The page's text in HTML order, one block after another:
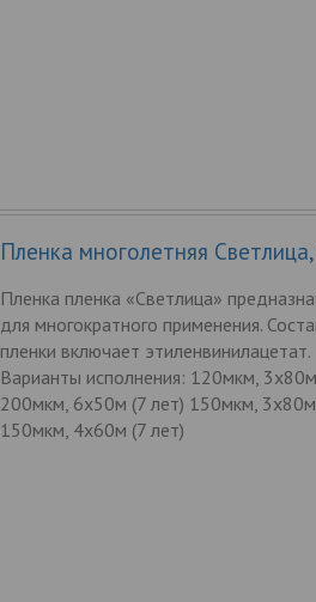
Пленка многолетняя
Пленка пленка «Светлица»
для многократного применения.
пленки включает этиленвинилацетат.
Варианты исполнения: 120мкм,
200мкм, 6х50м (7 лет) 150мкм, 3х80м
150мкм, 4х60м (7 лет)